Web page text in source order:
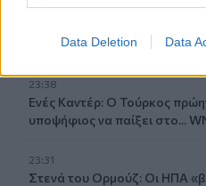
Data Deletion Data
23:55
Φάληρο - Εκκενώθηκε
23:38
Ενές Καντέρ: Ο Τούρκος
υποψήφιος να παίξει στο...
23:31
Στενά του Ορμούζ: Οι ΗΠΑ